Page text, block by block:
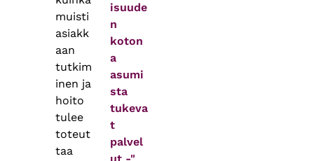
muisti
asiakk
aan
tutkim
inen ja
hoito
tulee
toteut
taa
isuude
n
koton
a
asumi
sta
tukeva
t
palvel